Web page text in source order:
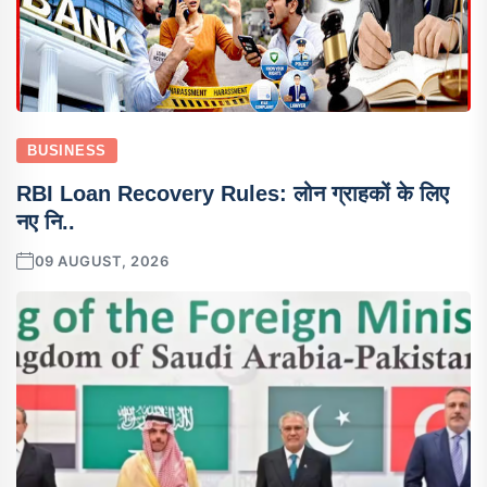
BUSINESS
RBI Loan Recovery Rules: लोन ग्राहकों के लिए
नए नि..
09 AUGUST, 2026